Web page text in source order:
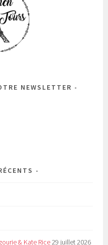
NEWSLETTER
& Kate Rice29 juillet 2026